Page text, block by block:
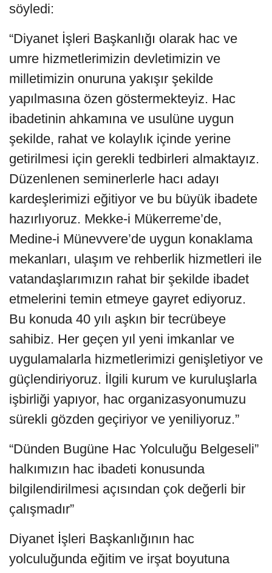
söyledi:
“Diyanet İşleri Başkanlığı olarak hac ve
umre hizmetlerimizin devletimizin ve
milletimizin onuruna yakışır şekilde
yapılmasına özen göstermekteyiz. Hac
ibadetinin ahkamına ve usulüne uygun
şekilde, rahat ve kolaylık içinde yerine
getirilmesi için gerekli tedbirleri almaktayız.
Düzenlenen seminerlerle hacı adayı
kardeşlerimizi eğitiyor ve bu büyük ibadete
hazırlıyoruz. Mekke-i Mükerreme’de,
Medine-i Münevvere’de uygun konaklama
mekanları, ulaşım ve rehberlik hizmetleri ile
vatandaşlarımızın rahat bir şekilde ibadet
etmelerini temin etmeye gayret ediyoruz.
Bu konuda 40 yılı aşkın bir tecrübeye
sahibiz. Her geçen yıl yeni imkanlar ve
uygulamalarla hizmetlerimizi genişletiyor ve
güçlendiriyoruz. İlgili kurum ve kuruluşlarla
işbirliği yapıyor, hac organizasyonumuzu
sürekli gözden geçiriyor ve yeniliyoruz.”
“Dünden Bugüne Hac Yolculuğu Belgeseli”
halkımızın hac ibadeti konusunda
bilgilendirilmesi açısından çok değerli bir
çalışmadır”
Diyanet İşleri Başkanlığının hac
yolculuğunda eğitim ve irşat boyutuna